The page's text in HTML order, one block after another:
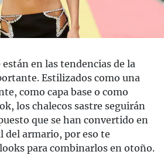
están en las tendencias de la
Estilizados como una
como capa base o como
los chalecos sastre seguirán
que se han convertido en
del armario, por eso te
para combinarlos en otoño.